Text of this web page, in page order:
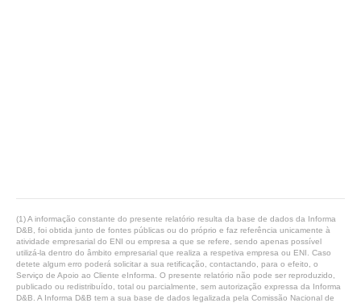
(1) A informação constante do presente relatório resulta da base de dados da Informa
D&B, foi obtida junto de fontes públicas ou do próprio e faz referência unicamente à
atividade empresarial do ENI ou empresa a que se refere, sendo apenas possível
utilizá-la dentro do âmbito empresarial que realiza a respetiva empresa ou ENI. Caso
detete algum erro poderá solicitar a sua retificação, contactando, para o efeito, o
Serviço de Apoio ao Cliente eInforma. O presente relatório não pode ser reproduzido,
publicado ou redistribuído, total ou parcialmente, sem autorização expressa da Informa
D&B. A Informa D&B tem a sua base de dados legalizada pela Comissão Nacional de